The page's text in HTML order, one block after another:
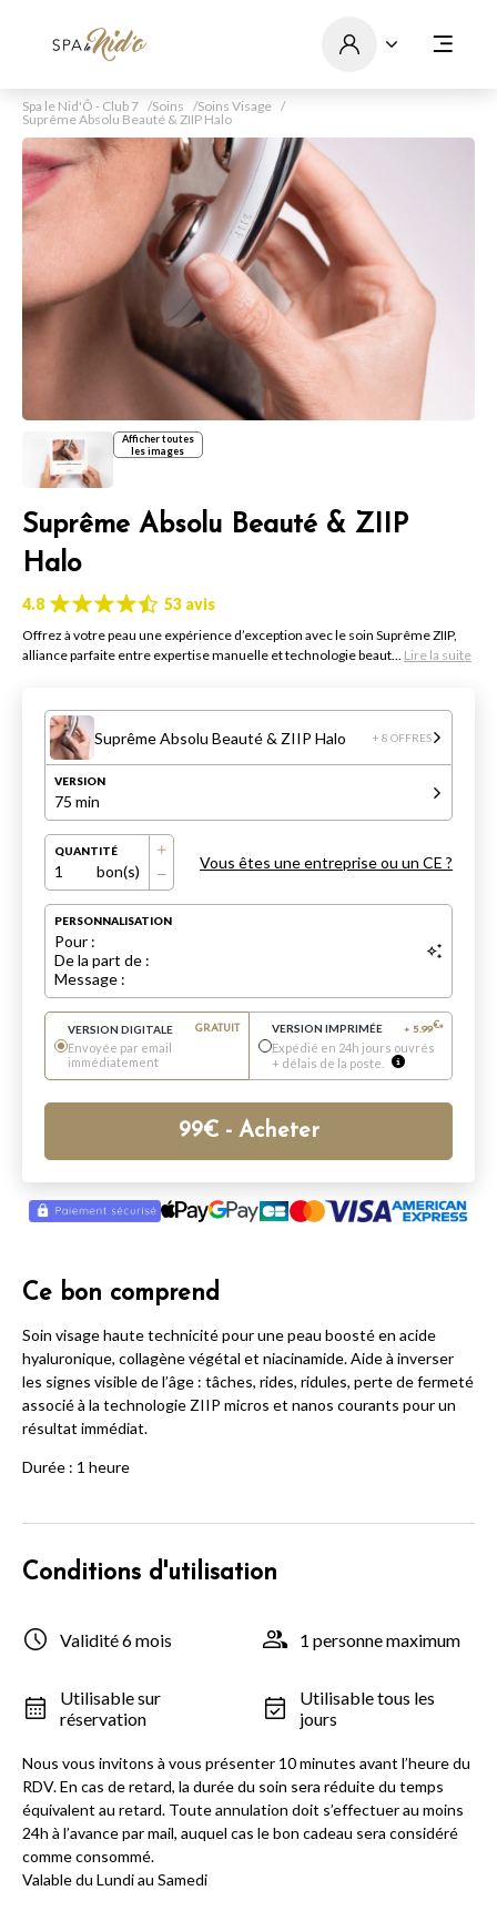
Spa le Nid'Ô - Club 7 Soins
Soins Visage
Suprême Absolu Beauté & ZIIP Halo
Afficher toutes
les images
Suprême Absolu Beauté & ZIIP
Halo
4.8 53 avis
Offrez à votre peau une expérience d’exception avec le soin Suprême ZIIP,
alliance parfaite entre expertise manuelle et technologie beaut... Lire la suite
Suprême Absolu Beauté & ZIIP Halo + 8 OFFRES
VERSION
75 min
QUANTITÉ
1 bon(s) Vous êtes une entreprise ou un CE ?
PERSONNALISATION
Pour :
De la part de :
Message :
VERSION DIGITALE GRATUIT
Envoyée par email
immédiatement
VERSION IMPRIMÉE + 5.99€*
Expédié en 24h jours ouvrés
+ délais de la poste.
99€- Acheter
Ce bon comprend
Soin visage haute technicité pour une peau boosté en acide
hyaluronique, collagène végétal et niacinamide. Aide à inverser
les signes visible de l’âge : tâches, rides, ridules, perte de fermeté
associé à la technologie ZIIP micros et nanos courants pour un
résultat immédiat.
Durée : 1 heure
Conditions d'utilisation
Validité 6 mois 1 personne maximum
Utilisable sur
réservation
Utilisable tous les
jours
Nous vous invitons à vous présenter 10 minutes avant l’heure du
RDV. En cas de retard, la durée du soin sera réduite du temps
équivalent au retard. Toute annulation doit s’effectuer au moins
24h à l’avance par mail, auquel cas le bon cadeau sera considéré
comme consommé.
Valable du Lundi au Samedi